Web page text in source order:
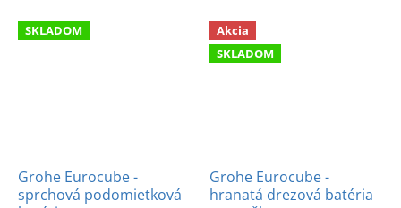
SKLADOM
Grohe Eurocube -
sprchová podomietková
Akcia
SKLADOM
Grohe Eurocube -
hranatá drezová batéria